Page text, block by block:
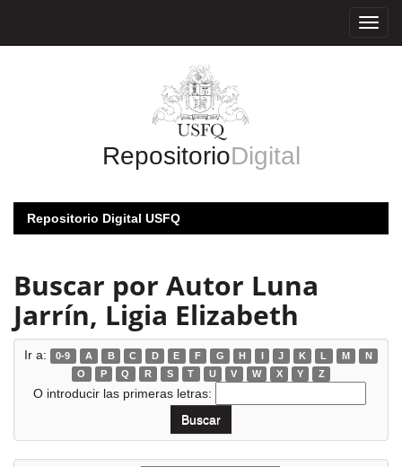
RepositorioDigital
Repositorio Digital USFQ
Buscar por Autor Luna
Jarrín, Ligia Elizabeth
Ir a: 0-9 A B C D E F G H I J K L M
N
O
P Q R S T U V W X Y Z
O introducir las primeras letras: